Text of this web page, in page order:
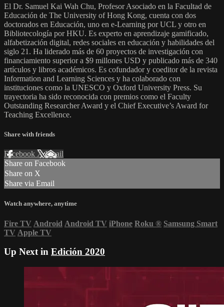
El Dr. Samuel Kai Wah Chu, Profesor Asociado en la Facultad de
Educación de The University of Hong Kong, cuenta con dos
doctorados en Educación, uno en e-Learning por UCL y otro en
Bibliotecología por HKU. Es experto en aprendizaje gamificado,
alfabetización digital, redes sociales en educación y habilidades del
siglo 21. Ha liderado más de 60 proyectos de investigación con
financiamiento superior a $9 millones USD y publicado más de 340
artículos y libros académicos. Es cofundador y coeditor de la revista
Information and Learning Sciences y ha colaborado con
instituciones como la UNESCO y Oxford University Press. Su
trayectoria ha sido reconocida con premios como el Faculty
Outstanding Researcher Award y el Chief Executive’s Award for
Teaching Excellence.
Share with friends
Facebook XEmail
Share on Facebook
Share on X
Share via Email
Watch anywhere, anytime
Fire TV Android Android TV iPhone Roku ® Samsung Smart
TV Apple TV
Up Next in Edición 2020